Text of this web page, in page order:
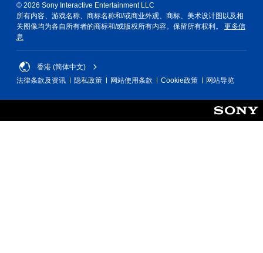
© 2026 Sony Interactive Entertainment LLC
所有内容、游戏名称、商标名称和/或商业外观、商标、美术设计图以及相
关图像均为各自所有者的商标和/或版权所有内容。保留所有权利。 更多信
息
香港 (简体中文)
法律条款及资讯
隐私政策 网站使用条款 Cookie政策 网站导览